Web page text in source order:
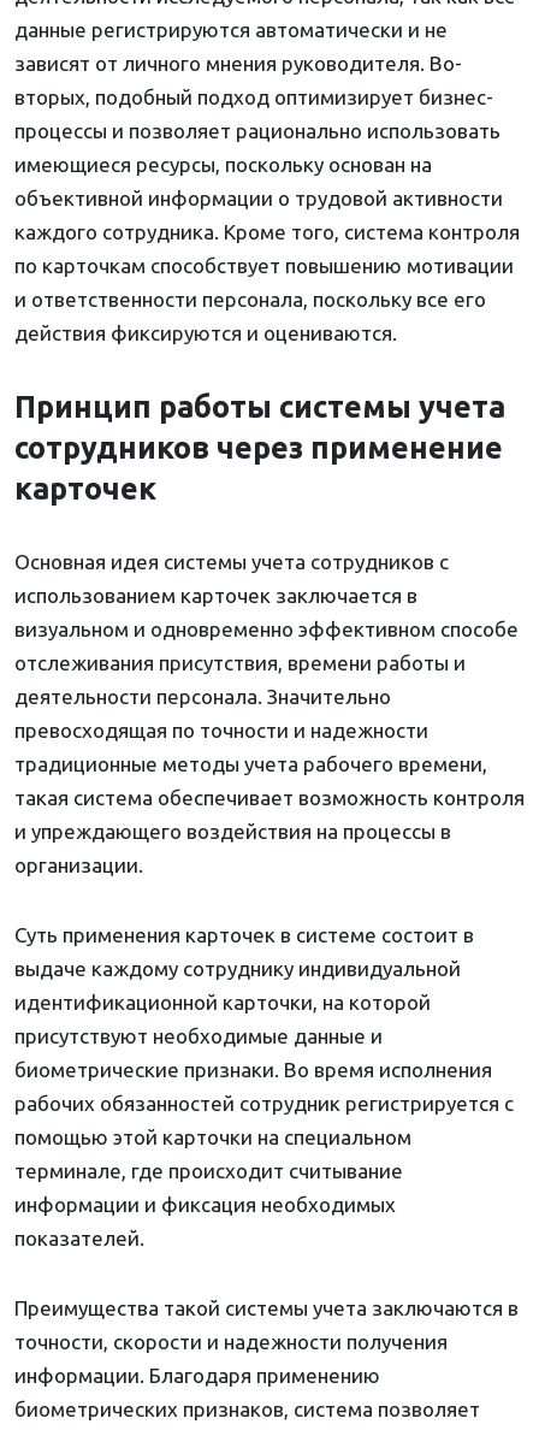
данные регистрируются автоматически и не
зависят от личного мнения руководителя. Во-
вторых, подобный подход оптимизирует бизнес-
процессы и позволяет рационально использовать
имеющиеся ресурсы, поскольку основан на
объективной информации о трудовой активности
каждого сотрудника. Кроме того, система контроля
по карточкам способствует повышению мотивации
и ответственности персонала, поскольку все его
действия фиксируются и оцениваются.
Принцип работы системы учета
сотрудников через применение
карточек
Основная идея системы учета сотрудников с
использованием карточек заключается в
визуальном и одновременно эффективном способе
отслеживания присутствия, времени работы и
деятельности персонала. Значительно
превосходящая по точности и надежности
традиционные методы учета рабочего времени,
такая система обеспечивает возможность контроля
и упреждающего воздействия на процессы в
организации.
Суть применения карточек в системе состоит в
выдаче каждому сотруднику индивидуальной
идентификационной карточки, на которой
присутствуют необходимые данные и
биометрические признаки. Во время исполнения
рабочих обязанностей сотрудник регистрируется с
помощью этой карточки на специальном
терминале, где происходит считывание
информации и фиксация необходимых
показателей.
Преимущества такой системы учета заключаются в
точности, скорости и надежности получения
информации. Благодаря применению
биометрических признаков, система позволяет